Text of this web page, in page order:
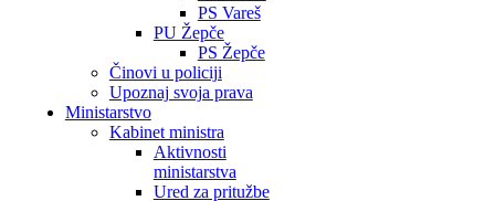
PS Vareš
PU Žepče
PS Žepče
Činovi u policiji
Upoznaj svoja prava
Ministarstvo
Kabinet ministra
Aktivnosti
ministarstva
Ured za pritužbe